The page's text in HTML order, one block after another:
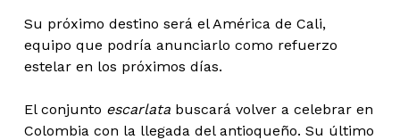
Su próximo destino será el América de Cali,
equipo que podría anunciarlo como refuerzo
estelar en los próximos días.
El conjunto escarlatabuscará volver a celebrar en
Colombia con la llegada del antioqueño. Su último